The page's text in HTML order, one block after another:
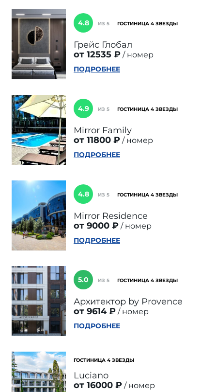
4.8 ИЗ 5 ГОСТИНИЦА 4 ЗВЕЗДЫ
Грейс Глобал
от 12535 ₽
номер
ПОДРОБНЕЕ
4.9 ИЗ 5 ГОСТИНИЦА 4 ЗВЕЗДЫ
Mirror Family
от 11800 ₽
номер
ПОДРОБНЕЕ
4.8 ИЗ 5 ГОСТИНИЦА 4 ЗВЕЗДЫ
Mirror Residence
от 9000 ₽
номер
ПОДРОБНЕЕ
5.0 ИЗ 5 ГОСТИНИЦА 4 ЗВЕЗДЫ
Архитектор by Provence
от 9614 ₽
номер
ПОДРОБНЕЕ
ГОСТИНИЦА 4 ЗВЕЗДЫ
Luciano
от 16000 ₽
номер